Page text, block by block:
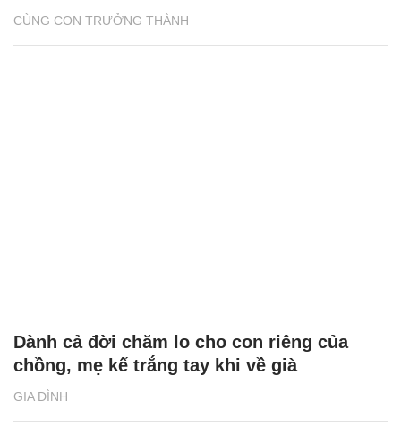
CÙNG CON TRƯỞNG THÀNH
GIA ĐÌNH
Dành cả đời chăm lo cho con riêng của
chồng, mẹ kế trắng tay khi về già